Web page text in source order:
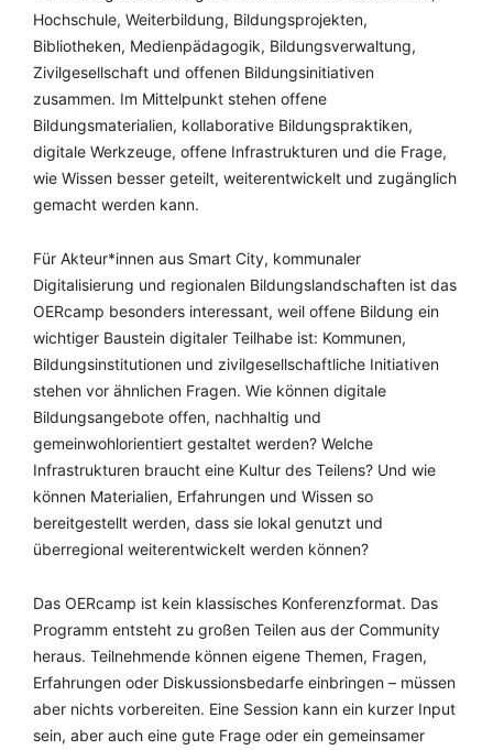
Hochschule, Weiterbildung, Bildungsprojekten,
Bibliotheken, Medienpädagogik, Bildungsverwaltung,
Zivilgesellschaft und offenen Bildungsinitiativen
zusammen. Im Mittelpunkt stehen offene
Bildungsmaterialien, kollaborative Bildungspraktiken,
digitale Werkzeuge, offene Infrastrukturen und die Frage,
wie Wissen besser geteilt, weiterentwickelt und zugänglich
gemacht werden kann.
Für Akteur*innen aus Smart City, kommunaler
Digitalisierung und regionalen Bildungslandschaften ist das
OERcamp besonders interessant, weil offene Bildung ein
wichtiger Baustein digitaler Teilhabe ist: Kommunen,
Bildungsinstitutionen und zivilgesellschaftliche Initiativen
stehen vor ähnlichen Fragen. Wie können digitale
Bildungsangebote offen, nachhaltig und
gemeinwohlorientiert gestaltet werden? Welche
Infrastrukturen braucht eine Kultur des Teilens? Und wie
können Materialien, Erfahrungen und Wissen so
bereitgestellt werden, dass sie lokal genutzt und
überregional weiterentwickelt werden können?
Das OERcamp ist kein klassisches Konferenzformat. Das
Programm entsteht zu großen Teilen aus der Community
heraus. Teilnehmende können eigene Themen, Fragen,
Erfahrungen oder Diskussionsbedarfe einbringen – müssen
aber nichts vorbereiten. Eine Session kann ein kurzer Input
sein, aber auch eine gute Frage oder ein gemeinsamer